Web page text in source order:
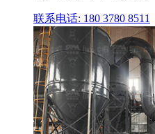
联系电话: 180 3780 8511